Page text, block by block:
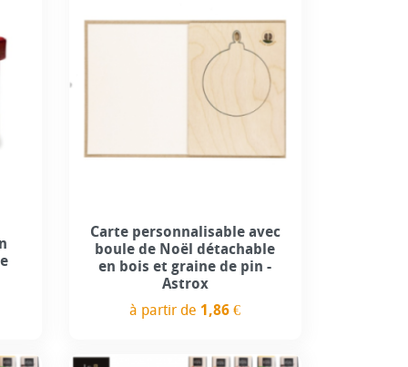
Carte personnalisable avec
boule de Noël détachable
en bois et graine de pin -
Astrox
à partir de 1,86 €